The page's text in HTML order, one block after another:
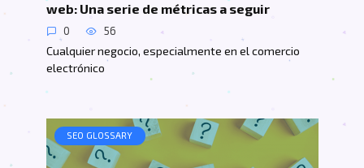
web: Una serie de métricas a seguir
0 56
Cualquier negocio, especialmente en el comercio
electrónico
SEO GLOSSARY